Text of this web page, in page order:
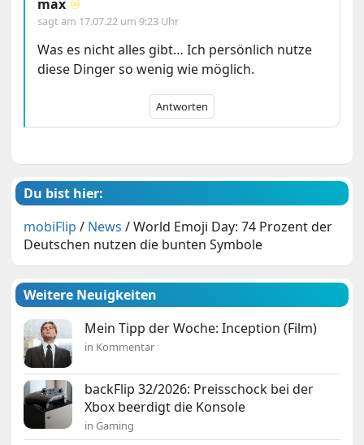
max ♾️
sagt am 17.07.22 um 9:23 Uhr
Was es nicht alles gibt… Ich persönlich nutze
diese Dinger so wenig wie möglich.
Antworten
Du bist hier:
mobiFlip / News /World Emoji Day: 74 Prozent der
Deutschen nutzen die bunten Symbole
Weitere Neuigkeiten
Mein Tipp der Woche: Inception (Film)
in Kommentar
backFlip 32/2026: Preisschock bei der
Xbox beerdigt die Konsole
in Gaming